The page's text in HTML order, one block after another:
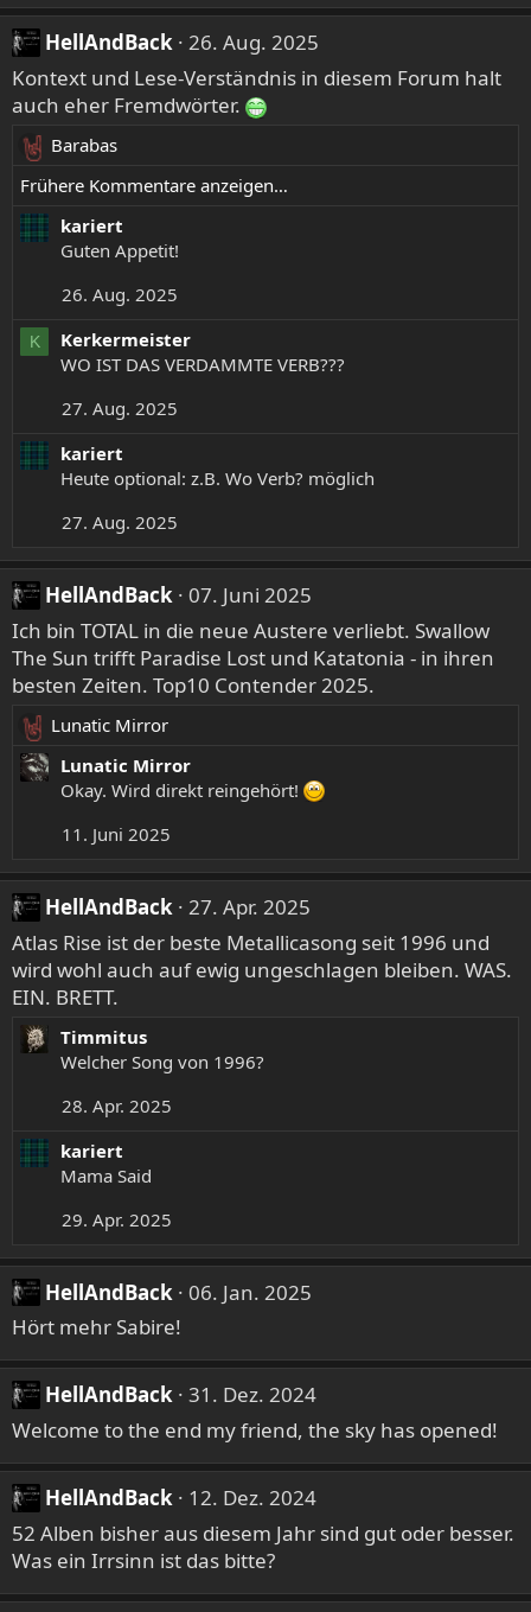
o
e
n
HellAndBack 26. Aug. 2025
Kontext und Lese-Verständnis in diesem Forum halt
auch eher Fremdwörter.
R
e
k
n
e
Barabas
Frühere Kommentare anzeigen…
kariert
Guten Appetit!
26. Aug. 2025
K
Kerkermeister
WO IST DAS VERDAMMTE VERB???
27. Aug. 2025
kariert
Heute optional: z.B. Wo Verb? möglich
27. Aug. 2025
HellAndBack 07. Juni 2025
Ich bin TOTAL in die neue Austere verliebt. Swallow
The Sun trifft Paradise Lost und Katatonia - in ihren
besten Zeiten. Top10 Contender 2025.
R
e
a
o
n
e
n
:
Lunatic Mirror
Lunatic Mirror
Okay. Wird direkt reingehört!
11. Juni 2025
HellAndBack 27. Apr. 2025
Atlas Rise ist der beste Metallicasong seit 1996 und
wird wohl auch auf ewig ungeschlagen bleiben. WAS.
EIN. BRETT.
Timmitus
Welcher Song von 1996?
28. Apr. 2025
kariert
Mama Said
29. Apr. 2025
HellAndBack
06. Jan. 2025
Hört mehr Sabire!
HellAndBack 31. Dez. 2024
Welcome to the end my friend, the sky has opened!
HellAndBack
12. Dez. 2024
52 Alben bisher aus diesem Jahr sind gut oder besser.
Was ein Irrsinn ist das bitte?